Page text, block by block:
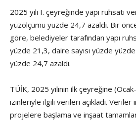
2025 yılı I. çeyreğinde yapı ruhsatı
yüzölçümü yüzde 24,7 azaldı. Bir
göre, belediyeler tarafından yapı
yüzde 21,3, daire sayısı yüzde
yüzde 24,7 azaldı.
TÜİK, 2025 yılının ilk çeyreğine
izinleriyle ilgili verileri açıkladı.
projelere başlama ve inşaat